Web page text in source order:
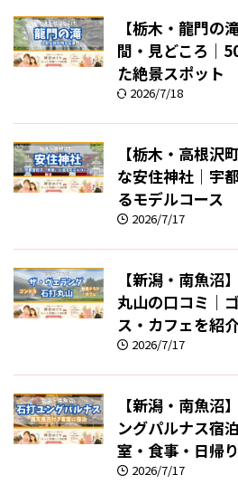
【栃木・龍門の
間・見どころ｜
た絶景スポット
2026/7/18
【栃木・高根沢
な安住神社｜宇
るモデルコース
2026/7/17
【新潟・南魚沼
丸山の口コミ｜
ス・カフェを紹
2026/7/17
【新潟・南魚沼
ングパルナス宿
室・食事・日帰
2026/7/17